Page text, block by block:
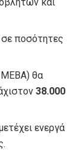
ποσότητες
ΜΕΒΑ) θα
38.000
ενεργά